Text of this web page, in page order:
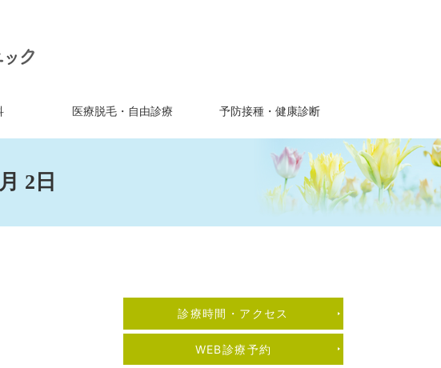
2日
診療時間・アクセス
WEB診療予約
医療脱毛・自由診療 予防接種・健康診断